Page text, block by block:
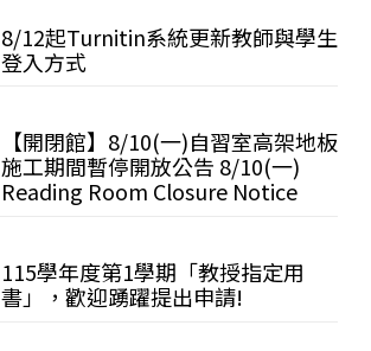
8/12起Turnitin系統更新教師與學生
登入方式
【開閉館】8/10(一)自習室高架地板
施工期間暫停開放公告 8/10(一)
Reading Room Closure Notice
115學年度第1學期「教授指定用
書」，歡迎踴躍提出申請!